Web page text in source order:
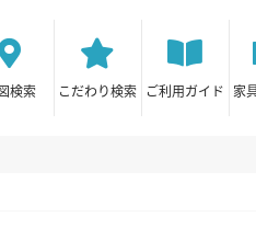
検索 こだわり検索 ご利用ガイド 家